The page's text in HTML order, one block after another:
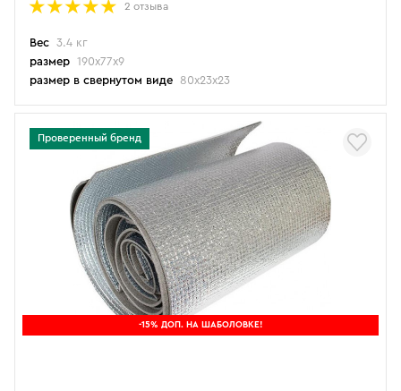
2 отзыва
Вес
3.4 кг
размер
190х77х9
размер в свернутом виде
80х23х23
Проверенный бренд
-15% ДОП. НА ШАБОЛОВКЕ!